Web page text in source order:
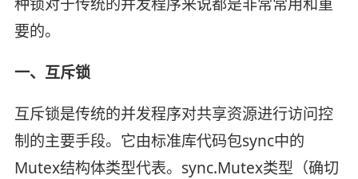
要的。
一、互斥锁
互斥锁是传统的并发程序对共享资源进行访问控
制的主要手段。它由标准库代码包sync中的
Mutex结构体类型代表。sync.Mutex类型（确切